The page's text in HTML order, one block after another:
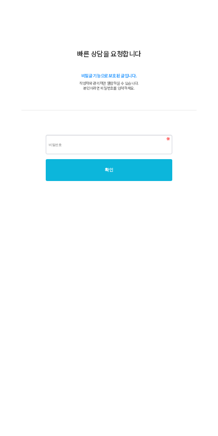
빠른 상담을 요청합니다
비밀글 기능으로 보호된 글입니다.
작성자와 관리자만 열람하실 수 있습니다.
본인이라면 비밀번호를 입력하세요.